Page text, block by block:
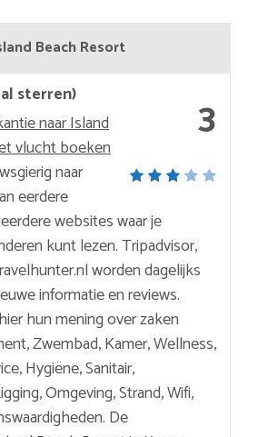
Beach Resort
3
sterren)
naar Island
vlucht boeken
naar
eerdere
websites waar je
kunt lezen. Tripadvisor,
worden dagelijks
informatie en reviews.
hun mening over zaken
Zwembad, Kamer, Wellness,
Hygiëne, Sanitair,
Omgeving, Strand, Wifi,
De